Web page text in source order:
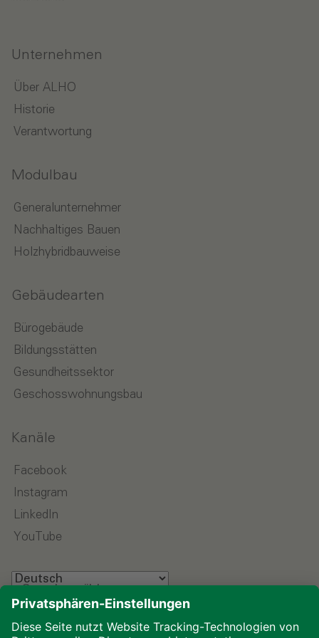
Unternehmen
Über ALHO
Historie
Verantwortung
Modulbau
Generalunternehmer
Nachhaltiges Bauen
Holzhybridbauweise
Gebäudearten
Bürogebäude
Bildungsstätten
Gesundheitssektor
Geschosswohnungsbau
Kanäle
Facebook
Instagram
LinkedIn
YouTube